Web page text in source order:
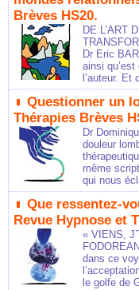
Brèves HS20.
DE L’ART
Dr Eric
ainsi
l’auteur. Et
Questionner un
Thérapies Brèves
Dr
douleur
même
qui nous
Que ressentez-
Revue Hypnose et
« VIENS,
dans ce
le golfe de